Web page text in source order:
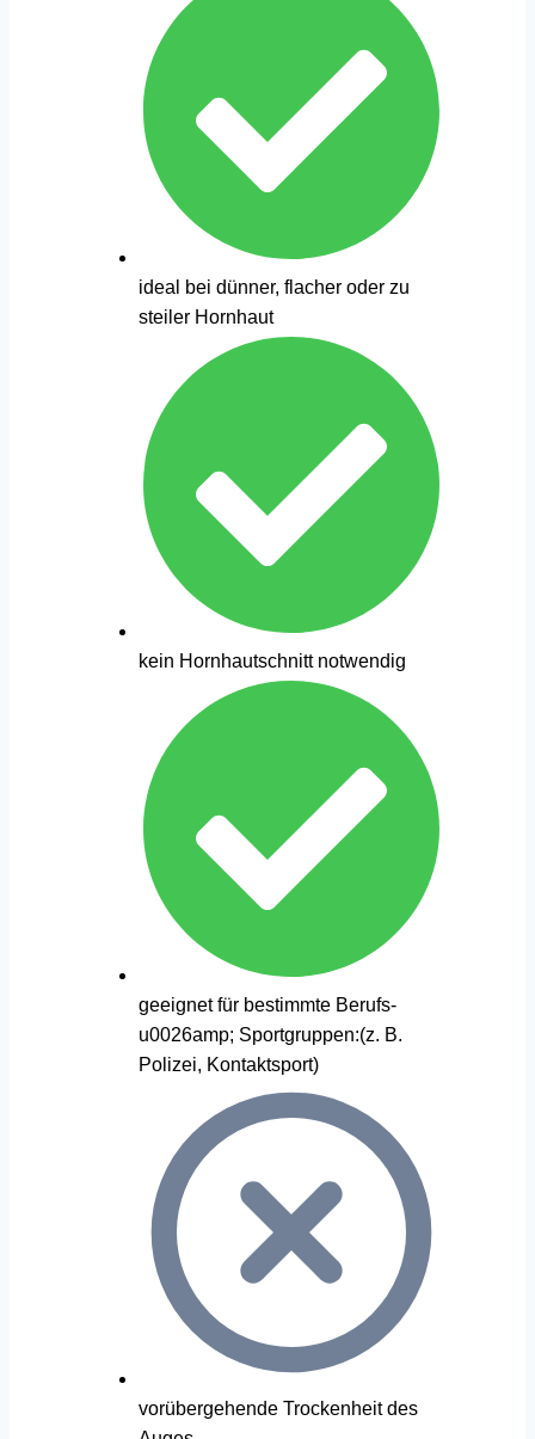
ideal bei dünner, flacher oder zu
steiler Hornhaut
kein Hornhautschnitt notwendig
geeignet für bestimmte Berufs-
u0026amp; Sportgruppen:(z. B.
Polizei, Kontaktsport)
vorübergehende Trockenheit des